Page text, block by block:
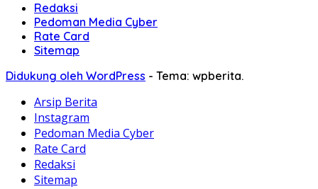
Redaksi
Pedoman Media Cyber
Rate Card
Sitemap
Didukung oleh WordPress - Tema: wpberita.
Arsip Berita
Instagram
Pedoman Media Cyber
Rate Card
Redaksi
Sitemap